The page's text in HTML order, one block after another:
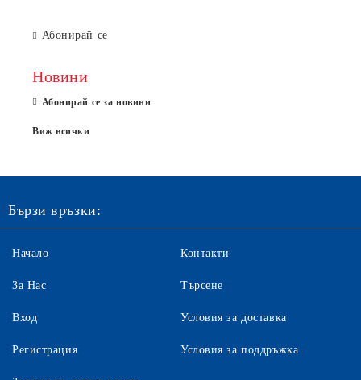
Абонирай се
Новини
Абонирай се за новини
Виж всички
Бързи връзки:
Начало
За Нас
Вход
Регистрация
Контакти
Търсене
Условия за доставка
Условия за поддръжка